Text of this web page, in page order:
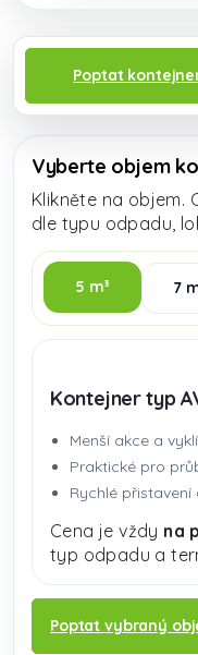
Poptat
Vyberte objem
Klikněte na objem.
dle typu odpadu,
5 m³ 7
Kontejner typ
Menší akce a
Praktické pro
Rychlé
Cena je vždy na
typ odpadu a
Poptat vybraný